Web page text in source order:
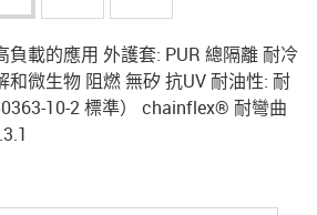
負載的應用 外護套: PUR 總隔離 耐冷
和微生物 阻燃 無矽 抗UV 耐油性: 耐
10-2 標準） chainflex® 耐彎曲